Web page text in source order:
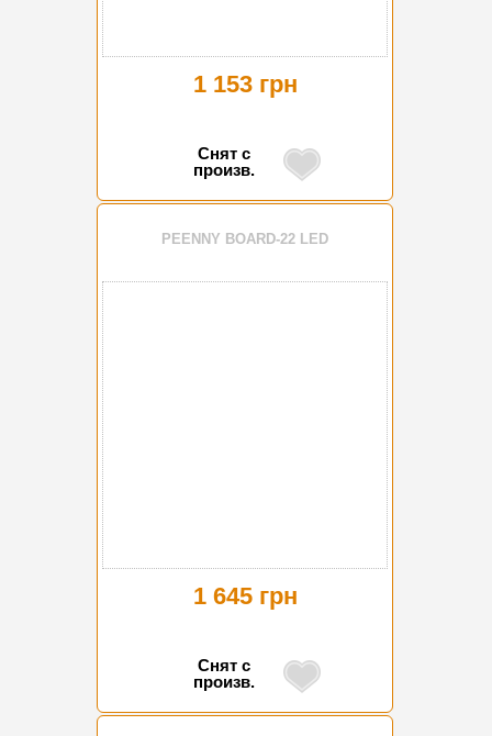
1 153 грн
Снят с
произв.
PEENNY BOARD-22 LED
1 645 грн
Снят с
произв.